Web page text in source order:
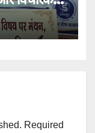
Required